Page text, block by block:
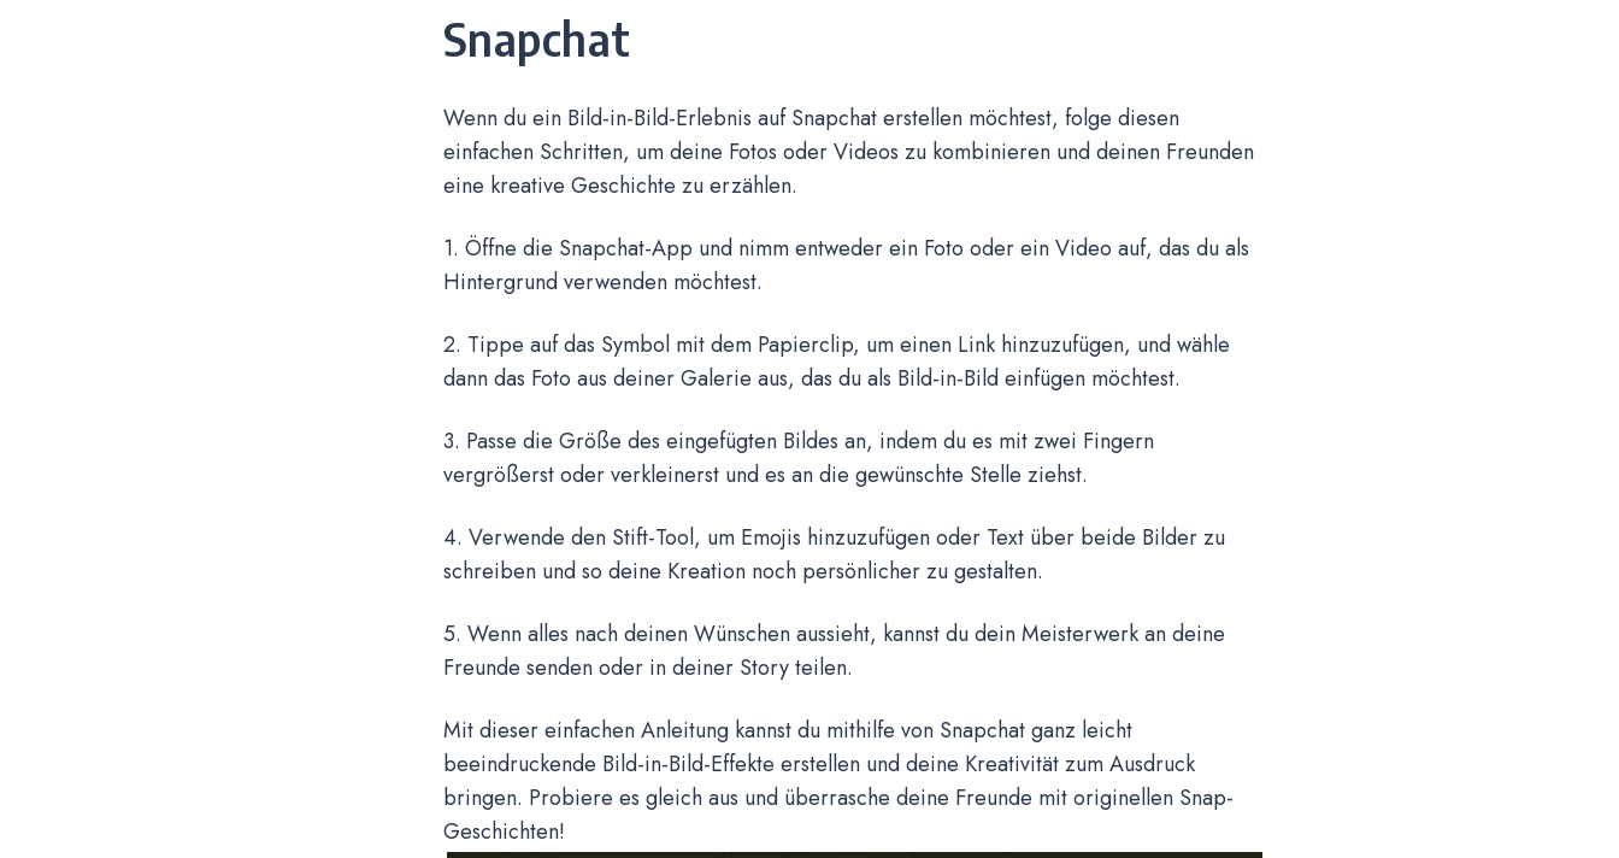
Snapchat
Wenn du ein Bild-in-Bild-Erlebnis auf Snapchat erstellen möchtest, folge diesen
einfachen Schritten, um deine Fotos oder Videos zu kombinieren und deinen Freunden
eine kreative Geschichte zu erzählen.
1. Öffne die Snapchat-App und nimm entweder ein Foto oder ein Video auf, das du als
Hintergrund verwenden möchtest.
2. Tippe auf das Symbol mit dem Papierclip, um einen Link hinzuzufügen, und wähle
dann das Foto aus deiner Galerie aus, das du als Bild-in-Bild einfügen möchtest.
3. Passe die Größe des eingefügten Bildes an, indem du es mit zwei Fingern
vergrößerst oder verkleinerst und es an die gewünschte Stelle ziehst.
4. Verwende den Stift-Tool, um Emojis hinzuzufügen oder Text über beide Bilder zu
schreiben und so deine Kreation noch persönlicher zu gestalten.
5. Wenn alles nach deinen Wünschen aussieht, kannst du dein Meisterwerk an deine
Freunde senden oder in deiner Story teilen.
Mit dieser einfachen Anleitung kannst du mithilfe von Snapchat ganz leicht
beeindruckende Bild-in-Bild-Effekte erstellen und deine Kreativität zum Ausdruck
bringen. Probiere es gleich aus und überrasche deine Freunde mit originellen Snap-
Geschichten!